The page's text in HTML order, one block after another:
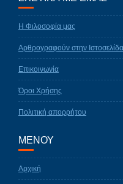
Η Φιλοσοφία μας
Αρθρογραφούν στην Ιστοσελίδα
Επικοινωνία
Όροι Χρήσης
Πολιτική απορρήτου
ΜΕΝΟΥ
Αρχική